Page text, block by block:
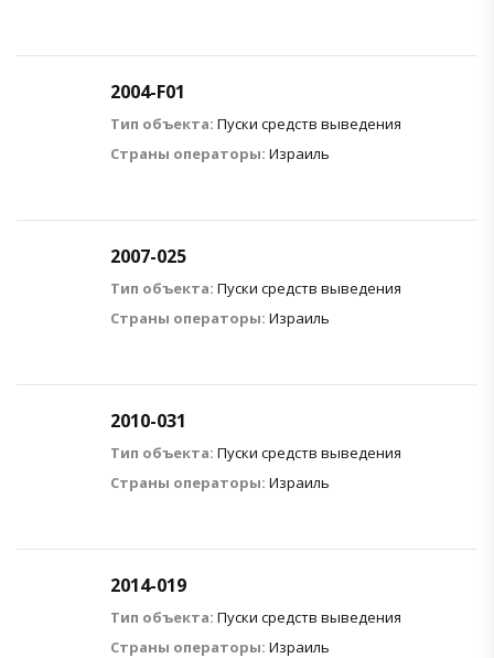
2004-F01
Тип объекта: Пуски средств выведения
Страны операторы: Израиль
2007-025
Тип объекта: Пуски средств выведения
Страны операторы: Израиль
2010-031
Тип объекта: Пуски средств выведения
Страны операторы: Израиль
2014-019
Тип объекта: Пуски средств выведения
Страны операторы: Израиль